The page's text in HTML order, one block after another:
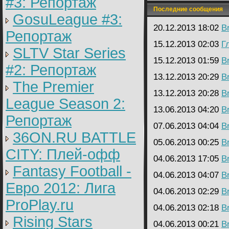
GosuLeague #3:
Репортаж
SLTV Star Series
#2: Репортаж
The Premier
League Season 2:
Репортаж
36ON.RU BATTLE
CITY: Плей-офф
Fantasy Football -
Евро 2012: Лига
ProPlay.ru
Rising Stars
кровать. Я лежал
снова одуплялся в окно
чём говорят девчонки,
не интересны их
заметил, что рука
заметные только мне
пошмыгивая носиком. Тут
предложил укрыться
что холодно, она
комнате наступила
когда погас фонарь за
болтать о какой-то
Кристины лежащей и
дырочку.Я отодвинул её
медленно, вводить в неё
старалась дышать
одеяло и начал
тому времени уже текла
возбуждало. Потом я
стянул с себя штаны.
трусах и майке, залез к
и она начала
Наташа с Леной ничего
Последние сообщения
20.12.2013 18:02
15.12.2013 02:03
15.12.2013 01:59
13.12.2013 20:29
13.12.2013 20:28
13.06.2013 04:20
07.06.2013 04:04
05.06.2013 00:25
04.06.2013 17:05
04.06.2013 04:07
04.06.2013 02:29
04.06.2013 02:18
04.06.2013 00:21